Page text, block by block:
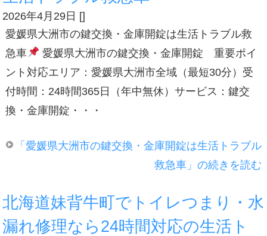
2026年4月29日 []
愛媛県大洲市の鍵交換・金庫開錠は生活トラブル救
急車
愛媛県大洲市の鍵交換・金庫開錠 重要ポイ
ント対応エリア：愛媛県大洲市全域（最短30分）受
付時間：24時間365日（年中無休）サービス：鍵交
換・金庫開錠・・・
「愛媛県大洲市の鍵交換・金庫開錠は生活トラブル
救急車」の続きを読む
北海道妹背牛町でトイレつまり・水
漏れ修理なら24時間対応の生活ト